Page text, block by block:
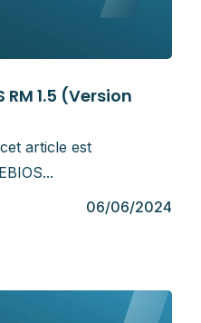
RM 1.5 (Version
article est
06/06/2024